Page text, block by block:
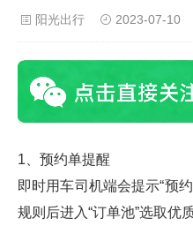
阳光出行 2023-07-10
1、预约单提醒
即时用车司机端会提示“预
规则后进入“订单池”选取优